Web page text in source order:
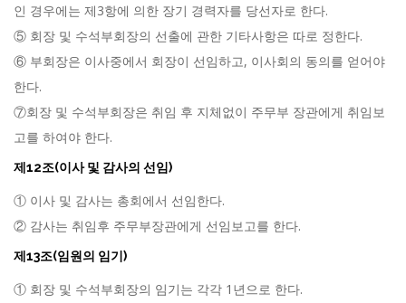
인 경우에는 제3항에 의한 장기 경력자를 당선자로 한다.
⑤ 회장 및 수석부회장의 선출에 관한 기타사항은 따로 정한다.
⑥ 부회장은 이사중에서 회장이 선임하고, 이사회의 동의를 얻어야
한다.
⑦회장 및 수석부회장은 취임 후 지체없이 주무부 장관에게 취임보
고를 하여야 한다.
제12조(이사 및 감사의 선임)
① 이사 및 감사는 총회에서 선임한다.
② 감사는 취임후 주무부장관에게 선임보고를 한다.
제13조(임원의 임기)
① 회장 및 수석부회장의 임기는 각각 1년으로 한다.